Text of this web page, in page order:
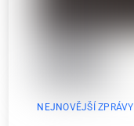
NEJNOVĚJŠÍ ZPRÁVY